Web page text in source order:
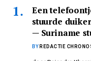
Een
stuurde
— Suriname
BY REDACTIE